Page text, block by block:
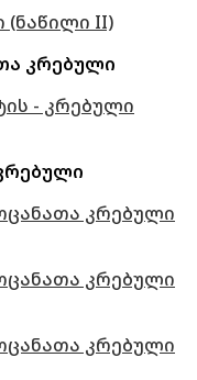
(ნაწილი II)
კრებული
- კრებული
კრებული
კრებული
კრებული